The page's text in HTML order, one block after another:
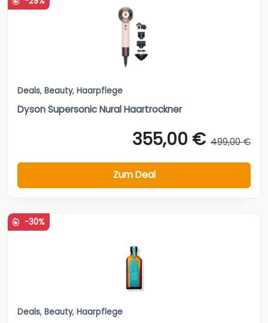
Deals, Beauty, Haarpflege
Dyson Supersonic Nural Haartrockner
355,00 € 499,00 €
Zum Deal
-30%
Deals, Beauty, Haarpflege